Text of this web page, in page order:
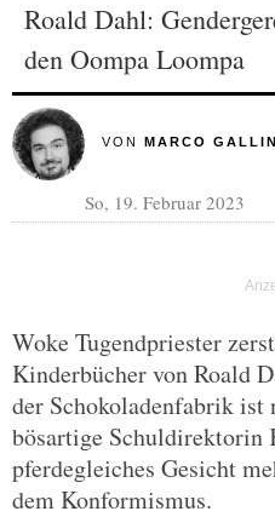
Roald Dahl:
den Oompa Loompa
VON MARCO
So, 19. Februar 2023
Woke Tugendpriester
Kinderbücher von Roald
der Schokoladenfabrik
bösartige Schuldirektorin
pferdegleiches Gesicht
dem Konformismus.